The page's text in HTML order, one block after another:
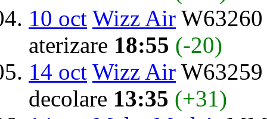
10 oct Wizz Air
aterizare 18:55 (-20)
14 oct Wizz Air
decolare 13:35 (+31)